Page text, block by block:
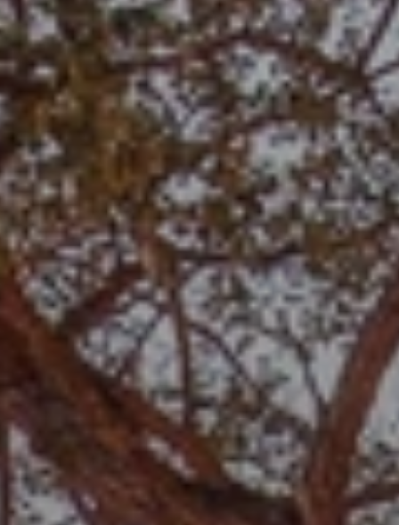
Politique de confidentialité
Offres d'emploi
Meilleurs prix garantis
Quand voyager en Afrique ?